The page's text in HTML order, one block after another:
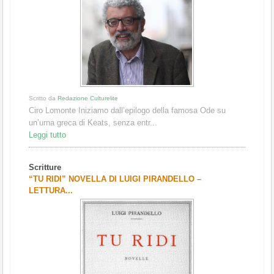
Scritto da Redazione Culturelite
Ciro Lomonte Iniziamo dall’epilogo della famosa Ode su
un’urna greca di Keats, senza entr...
Leggi tutto
Scritture
“TU RIDI” NOVELLA DI LUIGI PIRANDELLO –
LETTURA...